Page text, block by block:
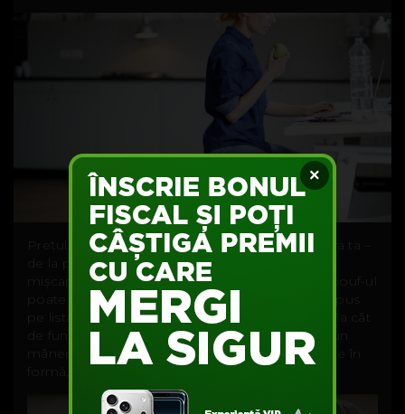
×
Prețul unei mingi atoatebinefăcătoare în camera ta –
de la poziția corectă, la minutele necesare de
mișcare în fiecare zi – începe de la 89 euro, iar pouf-ul
poate ajunge la tine la ușă în două zile (!). L-am pus
pe lista de achiziții pentru birou. Gândește-te și la cât
de fun e de ridicat – are aprox. 2,7 kilograme și un
mâner. Un alt exercițiu necesar ca să-ți ții mâinile în
formă, tastatura chiar nu ajută. :)